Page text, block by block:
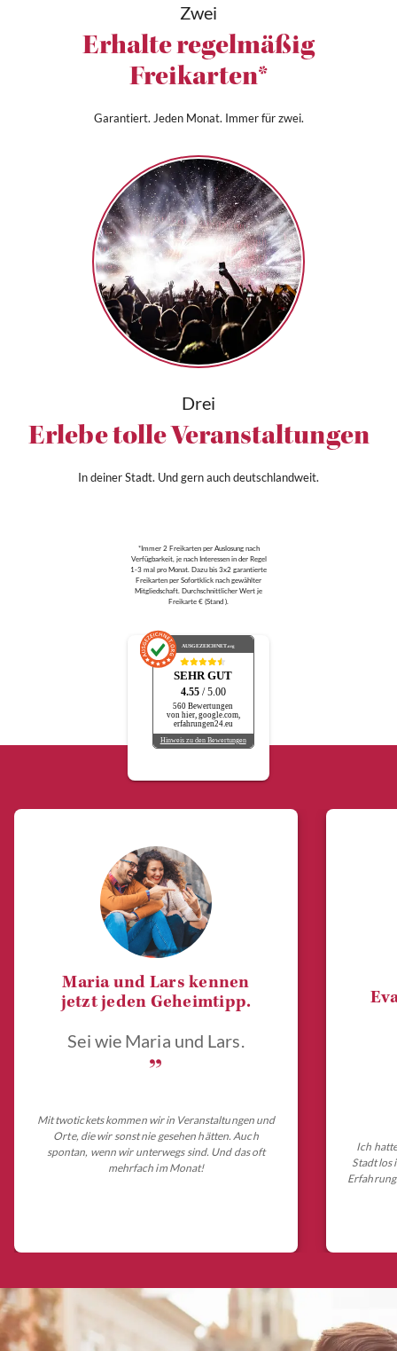
Zwei
Erhalte regelmäßig
Freikarten*
Garantiert. Jeden Monat. Immer für zwei.
Drei
Erlebe tolle Veranstaltungen
In deiner Stadt. Und gern auch deutschlandweit.
*Immer 2 Freikarten per Auslosung nach
Verfügbarkeit, je nach Interessen in der Regel
1-3 mal pro Monat. Dazu bis 3x2 garantierte
Freikarten per Sofortklick nach gewählter
Mitgliedschaft. Durchschnittlicher Wert je
Freikarte € (Stand ).
AUSGEZEICHNET.org
SEHR GUT
4.55 / 5.00
560 Bewertungen
von hier, google.com,
erfahrungen24.eu
Hinweis zu den Bewertungen
Maria und Lars kennen
jetzt jeden Geheimtipp.
Sei wie Maria und Lars.
„
Mit twotickets kommen wir in Veranstaltungen und
Orte, die wir sonst nie gesehen hätten. Auch
spontan, wenn wir unterwegs sind. Und das oft
mehrfach im Monat!
Ich
Stadt los